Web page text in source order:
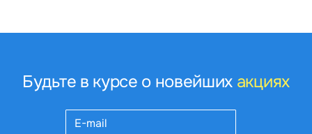
Будьте в курсе о новейших акциях